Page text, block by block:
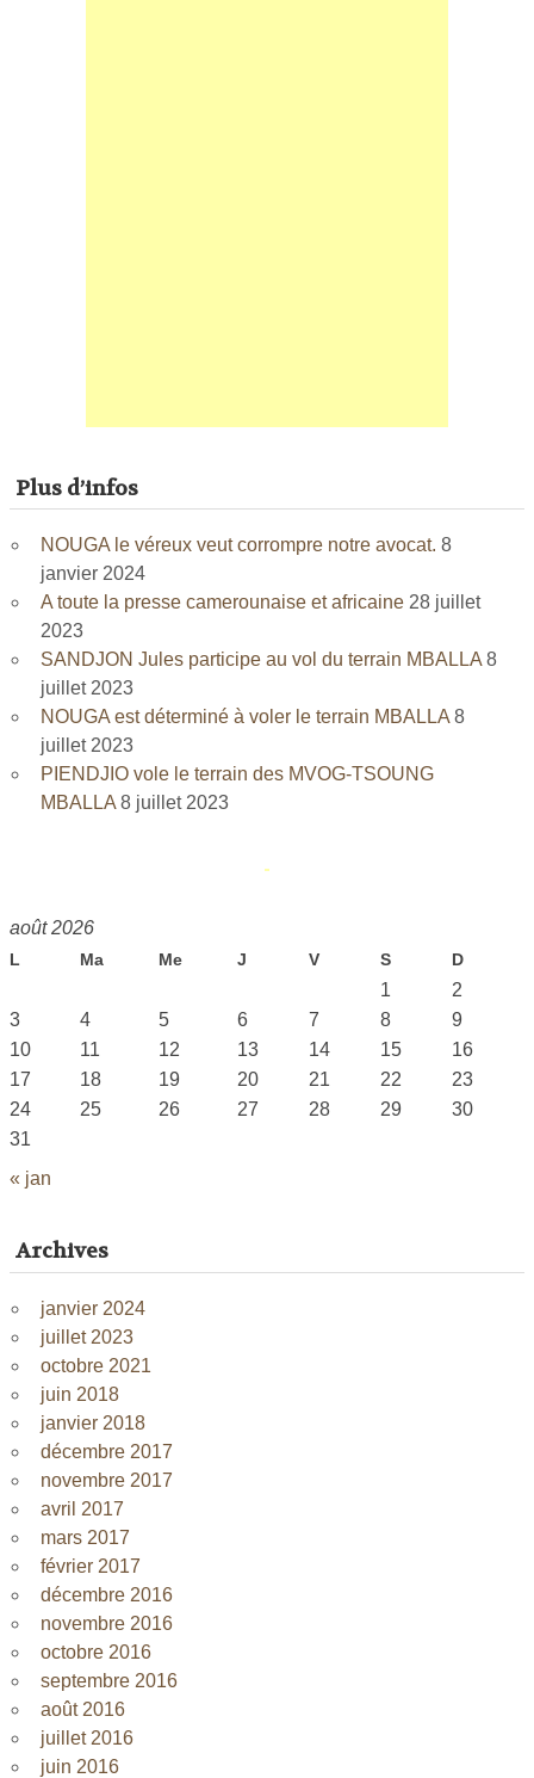
Plus d’infos
NOUGA le véreux veut corrompre notre avocat. 8
janvier 2024
A toute la presse camerounaise et africaine 28 juillet
2023
SANDJON Jules participe au vol du terrain MBALLA 8
juillet 2023
NOUGA est déterminé à voler le terrain MBALLA 8
juillet 2023
PIENDJIO vole le terrain des MVOG-TSOUNG
MBALLA 8 juillet 2023
août 2026
L Ma Me J V S D
« jan
1
2
3
4 5 6 7 8
9
10
11 12 13 14 15
16
17
18 19 20 21 22
23
24
25 26 27 28 29
30
31
Archives
janvier 2024
juillet 2023
octobre 2021
juin 2018
janvier 2018
décembre 2017
novembre 2017
avril 2017
mars 2017
février 2017
décembre 2016
novembre 2016
octobre 2016
septembre 2016
août 2016
juillet 2016
juin 2016